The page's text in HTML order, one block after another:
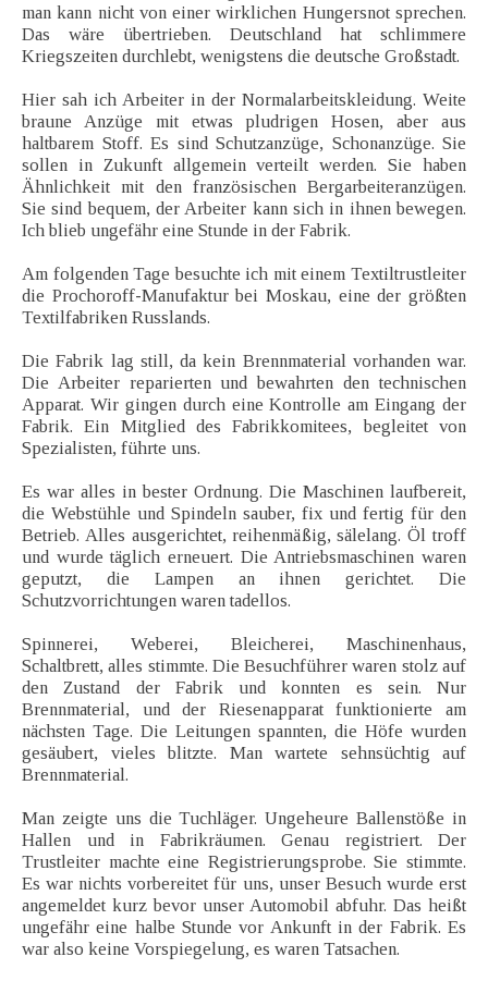
man kann nicht von einer wirklichen Hungersnot sprechen.
Das wäre übertrieben. Deutschland hat schlimmere
Kriegszeiten durchlebt, wenigstens die deutsche Großstadt.
Hier sah ich Arbeiter in der Normalarbeitskleidung. Weite
braune Anzüge mit etwas pludrigen Hosen, aber aus
haltbarem Stoff. Es sind Schutzanzüge, Schonanzüge. Sie
sollen in Zukunft allgemein verteilt werden. Sie haben
Ähnlichkeit mit den französischen Bergarbeiteranzügen.
Sie sind bequem, der Arbeiter kann sich in ihnen bewegen.
Ich blieb ungefähr eine Stunde in der Fabrik.
Am folgenden Tage besuchte ich mit einem Textiltrustleiter
die Prochoroff-Manufaktur bei Moskau, eine der größten
Textilfabriken Russlands.
Die Fabrik lag still, da kein Brennmaterial vorhanden war.
Die Arbeiter reparierten und bewahrten den technischen
Apparat. Wir gingen durch eine Kontrolle am Eingang der
Fabrik. Ein Mitglied des Fabrikkomitees, begleitet von
Spezialisten, führte uns.
Es war alles in bester Ordnung. Die Maschinen laufbereit,
die Webstühle und Spindeln sauber, fix und fertig für den
Betrieb. Alles ausgerichtet, reihenmäßig, sälelang. Öl troff
und wurde täglich erneuert. Die Antriebsmaschinen waren
geputzt, die Lampen an ihnen gerichtet. Die
Schutzvorrichtungen waren tadellos.
Spinnerei, Weberei, Bleicherei, Maschinenhaus,
Schaltbrett, alles stimmte. Die Besuchführer waren stolz auf
den Zustand der Fabrik und konnten es sein. Nur
Brennmaterial, und der Riesenapparat funktionierte am
nächsten Tage. Die Leitungen spannten, die Höfe wurden
gesäubert, vieles blitzte. Man wartete sehnsüchtig auf
Brennmaterial.
Man zeigte uns die Tuchläger. Ungeheure Ballenstöße in
Hallen und in Fabrikräumen. Genau registriert. Der
Trustleiter machte eine Registrierungsprobe. Sie stimmte.
Es war nichts vorbereitet für uns, unser Besuch wurde erst
angemeldet kurz bevor unser Automobil abfuhr. Das heißt
ungefähr eine halbe Stunde vor Ankunft in der Fabrik. Es
war also keine Vorspiegelung, es waren Tatsachen.